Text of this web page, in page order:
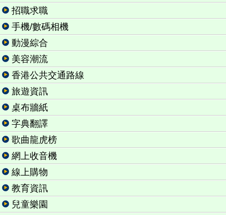
招職求職
手機/數碼相機
動漫綜合
美容潮流
香港公共交通路線
旅遊資訊
桌布牆紙
字典翻譯
歌曲龍虎榜
網上收音機
線上購物
教育資訊
兒童樂園